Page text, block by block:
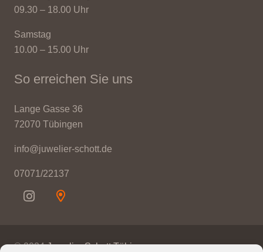
09.30 – 18.00 Uhr
Samstag
10.00 – 15.00 Uhr
So erreichen Sie uns
Lange Gasse 36
72070 Tübingen
info@juwelier-schott.de
07071/22137
© 2024Juwelier Schott Tübingen